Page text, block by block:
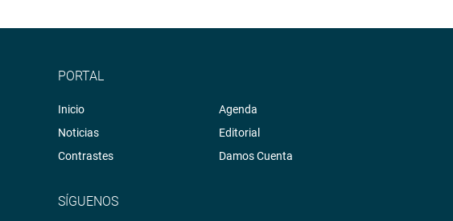
PORTAL
Inicio
Noticias
Contrastes
Agenda
Editorial
Damos Cuenta
SÍGUENOS